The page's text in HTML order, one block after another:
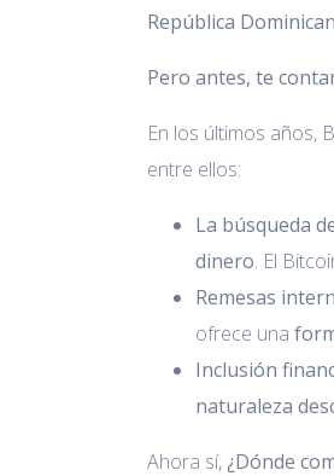
República
Pero antes, te
En los últimos años,
entre ellos:
La búsqueda
dinero. El
Remesas
ofrece una
Inclusión
naturaleza
Ahora sí, ¿Dónde